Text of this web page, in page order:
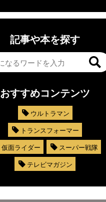
記事や本を探す
おすすめコンテンツ
ウルトラマン
トランスフォーマー
仮面ライダー
スーパー戦隊
テレビマガジン